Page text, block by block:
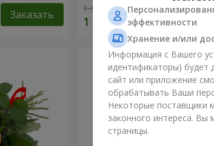
Заказать 1 941 грн
эффективности
Хранение и/или
Информация с Вашего
идентификаторы) будет
сайт или приложение
обрабатывать Ваши
Некоторые поставщики
законного интереса.
страницы.